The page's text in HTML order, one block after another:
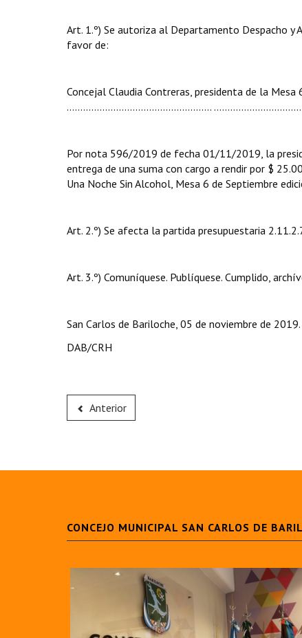
Art. 1.º) Se autoriza al Departamento Despacho y
favor de:
Concejal Claudia Contreras, presidenta de la
.....................................................
Por nota 596/2019 de fecha 01/11/2019, la
entrega de una suma con cargo a rendir por $
Una Noche Sin Alcohol, Mesa 6 de Septiembre
Art. 2.º) Se afecta la partida presupuestaria
Art. 3.º) Comuníquese. Publíquese. Cumplido,
San Carlos de Bariloche, 05 de noviembre de 2019.
DAB/CRH
Anterior
CONCEJO MUNICIPAL SAN CARLOS DE